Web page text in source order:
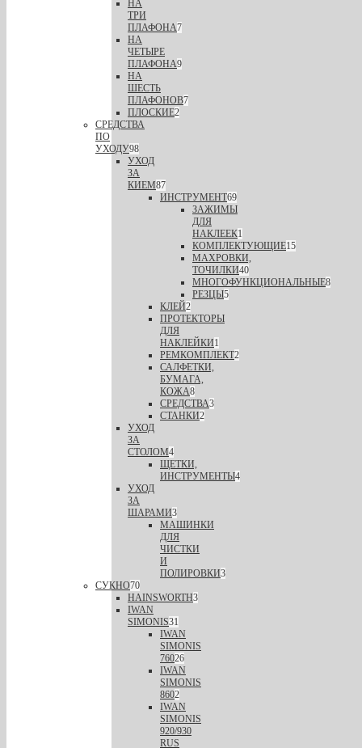
НА
ТРИ
ПЛАФОНА7
НА
ЧЕТЫРЕ
ПЛАФОНА9
НА
ШЕСТЬ
ПЛАФОНОВ7
ПЛОСКИЕ2
СРЕДСТВА
ПО
УХОДУ98
УХОД
ЗА
КИЕМ87
ИНСТРУМЕНТ69
ЗАЖИМЫ
ДЛЯ
НАКЛЕЕК1
КОМПЛЕКТУЮЩИЕ15
МАХРОВКИ,
ТОЧИЛКИ40
МНОГОФУНКЦИОНАЛЬНЫЕ8
РЕЗЦЫ5
КЛЕЙ2
ПРОТЕКТОРЫ
ДЛЯ
НАКЛЕЙКИ1
РЕМКОМПЛЕКТ2
САЛФЕТКИ,
БУМАГА,
КОЖА8
СРЕДСТВА3
СТАНКИ2
УХОД
ЗА
СТОЛОМ4
ЩЕТКИ,
ИНСТРУМЕНТЫ4
УХОД
ЗА
ШАРАМИ3
МАШИНКИ
ДЛЯ
ЧИСТКИ
И
ПОЛИРОВКИ3
СУКНО70
HAINSWORTH3
IWAN
SIMONIS31
IWAN
SIMONIS
76026
IWAN
SIMONIS
8602
IWAN
SIMONIS
920/930
RUS